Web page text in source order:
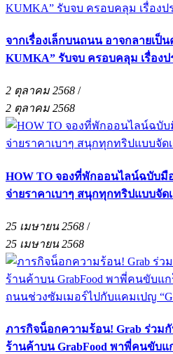
จากเรื่องเล็กบนถนน อาจกลายเป็
KUMKA” รับจบ ครอบคลุม เรื่อง
2 ตุลาคม 2568 /
2 ตุลาคม 2568
HOW TO จองที่พักออนไลน์ฉบับมื
จ่ายราคาเบาๆ สนุกทุกทริปแบบจัด
25 เมษายน 2568 /
25 เมษายน 2568
ภารกิจน็อกความร้อน! Grab ร่วม
ร้านค้าบน GrabFood พาพี่คนขับ